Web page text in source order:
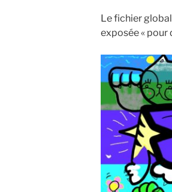
Le fichier
exposée « pour